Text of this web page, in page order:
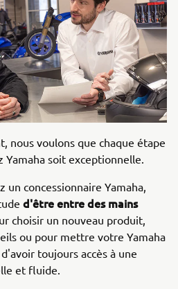
nous voulons que chaque étape
Yamaha soit exceptionnelle.
un concessionnaire Yamaha,
d'être entre des mains
choisir un nouveau produit,
ou pour mettre votre Yamaha
toujours accès à une
et fluide.